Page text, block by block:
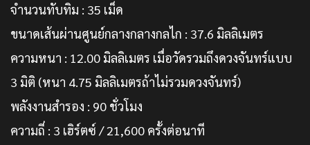
จำนวนทับทิม : 35 เม็ด
ขนาดเส้นผ่านศูนย์กลางกลางกลไก : 37.6 มิลลิเมตร
ความหนา : 12.00 มิลลิเมตร เมื่อวัดรวมถึงดวงจันทร์แบบ
3 มิติ (หนา 4.75 มิลลิเมตรถ้าไม่รวมดวงจันทร์)
พลังงานสำรอง : 90 ชั่วโมง
ความถี่ : 3 เฮิร์ตซ์ / 21,600 ครั้งต่อนาที